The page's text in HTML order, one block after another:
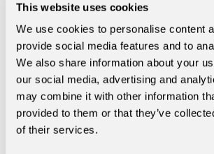
This website uses cookies
We use cookies to personalise content
provide social media features and to
We also share information about your
our social media, advertising and
may combine it with other information
provided to them or that they’ve
of their services.
Bended Table Wood
Quantity:
1
Price: 1 695,00 €
Bended Bench
Quantity:
1